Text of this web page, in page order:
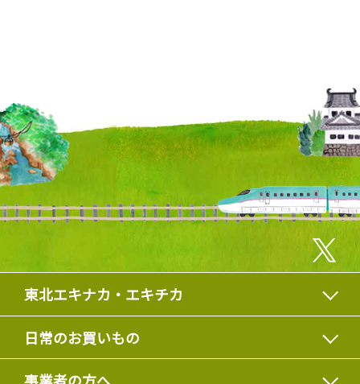
東北エキナカ・エキチカ
日常のお買いもの